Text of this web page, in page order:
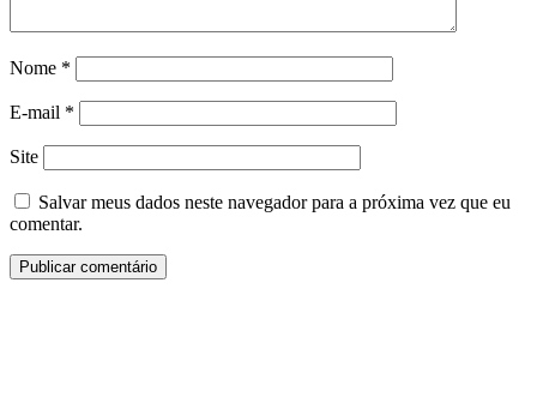
Nome *
E-mail *
Site
Salvar meus dados neste navegador para a próxima vez que eu
comentar.